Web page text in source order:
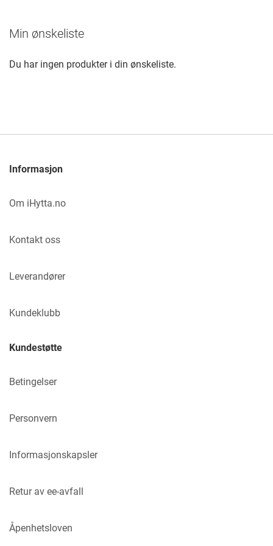
Min ønskeliste
Du har ingen produkter i din ønskeliste.
Informasjon
Om iHytta.no
Kontakt oss
Leverandører
Kundeklubb
Kundestøtte
Betingelser
Personvern
Informasjonskapsler
Retur av ee-avfall
Åpenhetsloven